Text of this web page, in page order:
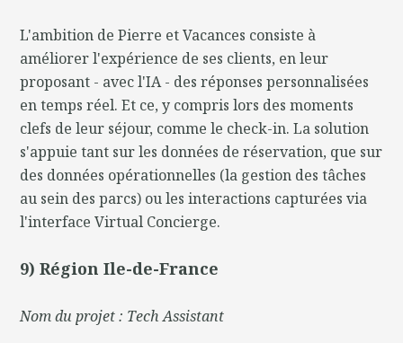
L'ambition de Pierre et Vacances consiste à
améliorer l'expérience de ses clients, en leur
proposant - avec l'IA - des réponses personnalisées
en temps réel. Et ce, y compris lors des moments
clefs de leur séjour, comme le check-in. La solution
s'appuie tant sur les données de réservation, que sur
des données opérationnelles (la gestion des tâches
au sein des parcs) ou les interactions capturées via
l'interface Virtual Concierge.
9) Région Ile-de-France
Nom du projet : Tech Assistant